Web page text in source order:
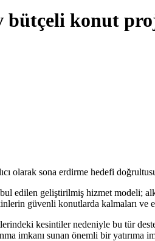
bütçeli konut
olarak sona erdirme hedefi
edilen geliştirilmiş hizmet modeli;
güvenli konutlarda kalmaları
kesintiler nedeniyle bu tür
imkanı sunan önemli bir yatırıma